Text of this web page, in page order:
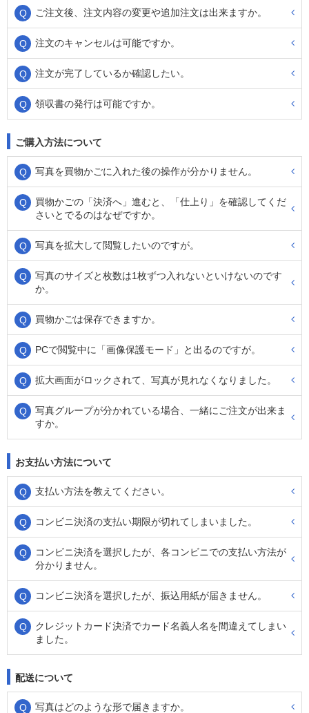
ご注文後、注文内容の変更や追加注文は出来ますか。
注文のキャンセルは可能ですか。
注文が完了しているか確認したい。
領収書の発行は可能ですか。
ご購入方法について
写真を買物かごに入れた後の操作が分かりません。
買物かごの「決済へ」進むと、「仕上り」を確認してくだ
さいとでるのはなぜですか。
写真を拡大して閲覧したいのですが。
写真のサイズと枚数は1枚ずつ入れないといけないのです
か。
買物かごは保存できますか。
PCで閲覧中に「画像保護モード」と出るのですが。
拡大画面がロックされて、写真が見れなくなりました。
写真グループが分かれている場合、一緒にご注文が出来ま
すか。
お支払い方法について
支払い方法を教えてください。
コンビニ決済の支払い期限が切れてしまいました。
コンビニ決済を選択したが、各コンビニでの支払い方法が
分かりません。
コンビニ決済を選択したが、振込用紙が届きません。
クレジットカード決済でカード名義人名を間違えてしまい
ました。
配送について
写真はどのような形で届きますか。